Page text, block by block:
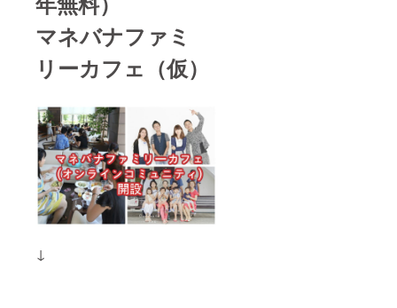
マネバナファミ
リーカフェ（仮）
↓